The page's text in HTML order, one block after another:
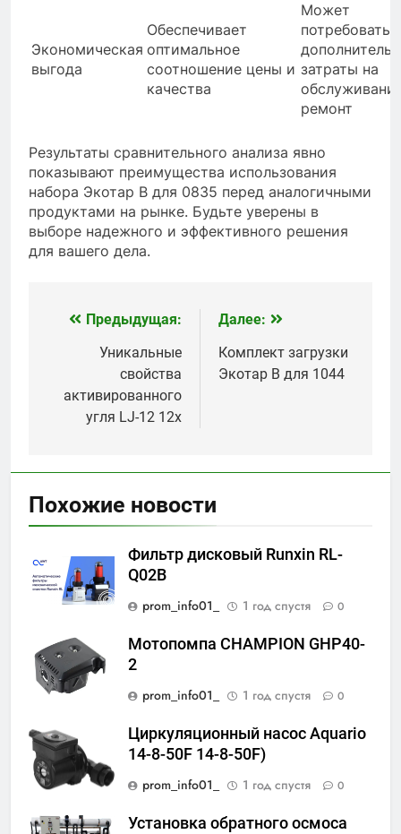
Экономическая
выгода
Обеспечивает
оптимальное
соотношение цены и
качества
Может
затраты на
ремонт
Результаты сравнительного анализа явно
показывают преимущества использования
набора Экотар B для 0835 перед аналогичными
продуктами на рынке. Будьте уверены в
выборе надежного и эффективного решения
для вашего дела.
Навигация
записям
Предыдущая:
Уникальные
свойства
активированного
угля LJ-12 12x
Далее:
Комплект загрузки
Экотар B для 1044
Похожие новости
Фильтр дисковый Runxin RL-
Q02B
prom_info01_
1 год спустя 0
Мотопомпа CHAMPION GHP40-
2
prom_info01_
1 год спустя 0
Циркуляционный насос Aquario
14-8-50F 14-8-50F)
prom_info01_
1 год спустя 0
Установка обратного осмоса